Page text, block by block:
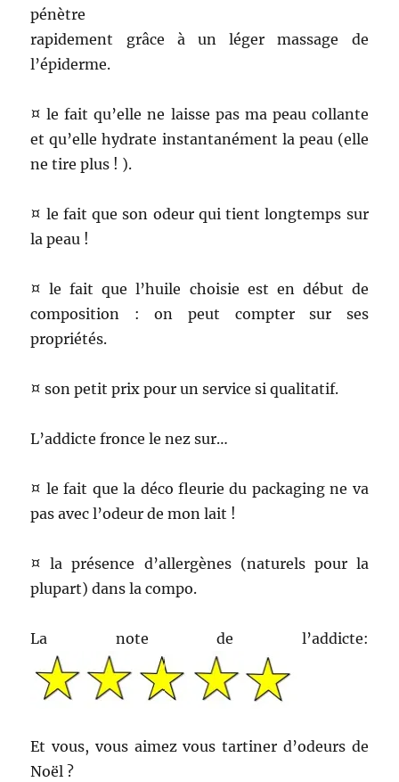
pénètre
rapidement grâce à un léger massage de
l’épiderme.
¤ le fait qu’elle ne laisse pas ma peau collante
et qu’elle hydrate instantanément la peau (elle
ne tire plus ! ).
¤ le fait que son odeur qui tient longtemps sur
la peau !
¤ le fait que l’huile choisie est en début de
composition : on peut compter sur ses
propriétés.
¤ son petit prix pour un service si qualitatif.
L’addicte fronce le nez sur…
¤ le fait que la déco fleurie du packaging ne va
pas avec l’odeur de mon lait !
¤ la présence d’allergènes (naturels pour la
plupart) dans la compo.
La note de l’addicte:
Et vous, vous aimez vous tartiner d’odeurs de
Noël ?